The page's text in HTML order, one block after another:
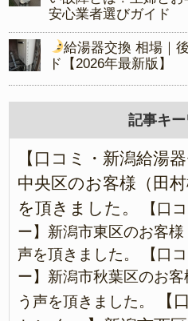
安心業者選びガイド
給湯器交換 相場｜
ド【2026年最新版】
記事キ
【口コミ・新潟給湯
中央区のお客様（田
を頂きました。
【口
ー】新潟市東区のお客
声を頂きました。
【口
ー】新潟市秋葉区のお
う声を頂きました。
【